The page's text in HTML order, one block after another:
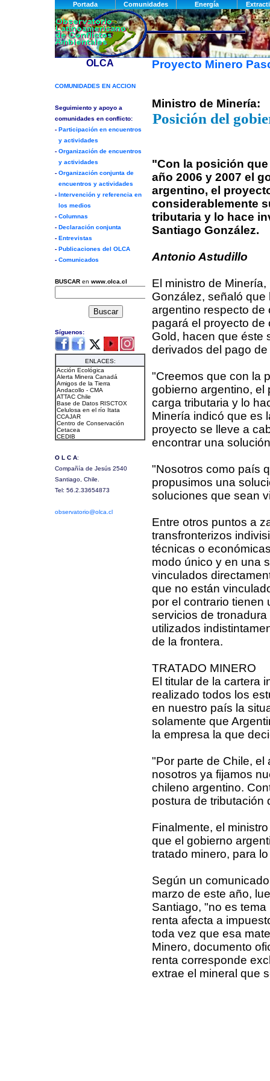
Proyecto Minero
Ministro de Minería:
Posición del
"Con la posición
año 2006 y 2007 el
argentino, el
considerablemente
tributaria y lo hace
Santiago González.
Antonio Astudillo
El ministro de Minería,
González, señaló
argentino respecto de
pagará el proyecto de
Gold, hacen que éste
derivados del pago
"Creemos que con la
gobierno argentino, el
carga tributaria y lo
Minería indicó que es
proyecto se lleve a
encontrar una
"Nosotros como país
propusimos una
soluciones que sean
Entre otros puntos a
transfronterizos
técnicas o
modo único y en una
vinculados
que no están
por el contrario tienen
servicios de
utilizados
de la frontera.
TRATADO MINERO
El titular de la cartera
realizado todos los
en nuestro país la
solamente que
la empresa la que
"Por parte de Chile,
nosotros ya fijamos
chileno argentino.
postura de tributación
Finalmente, el
que el gobierno
tratado minero, para
Según un
marzo de este año,
Santiago, "no es
renta afecta a
toda vez que esa
Minero, documento
renta corresponde
extrae el mineral que